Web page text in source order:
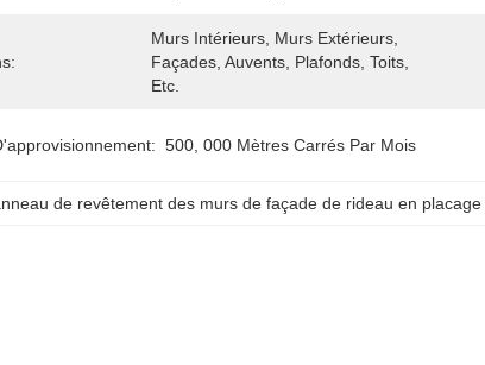
Murs Intérieurs, Murs Extérieurs,
Façades, Auvents, Plafonds, Toits,
Etc.
500, 000 Mètres Carrés Par Mois
de revêtement des murs de façade de rideau en placage